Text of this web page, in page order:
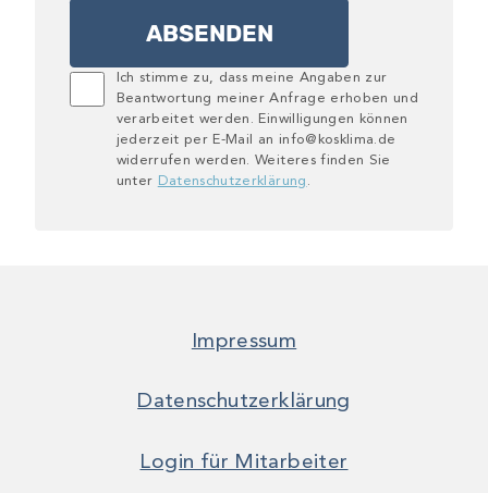
Ich stimme zu, dass meine Angaben zur
Beantwortung meiner Anfrage erhoben und
verarbeitet werden. Einwilligungen können
jederzeit per E-Mail an info@kosklima.de
widerrufen werden. Weiteres finden Sie
unter Datenschutzerklärung .
Impressum
Datenschutzerklärung
Login für Mitarbeiter